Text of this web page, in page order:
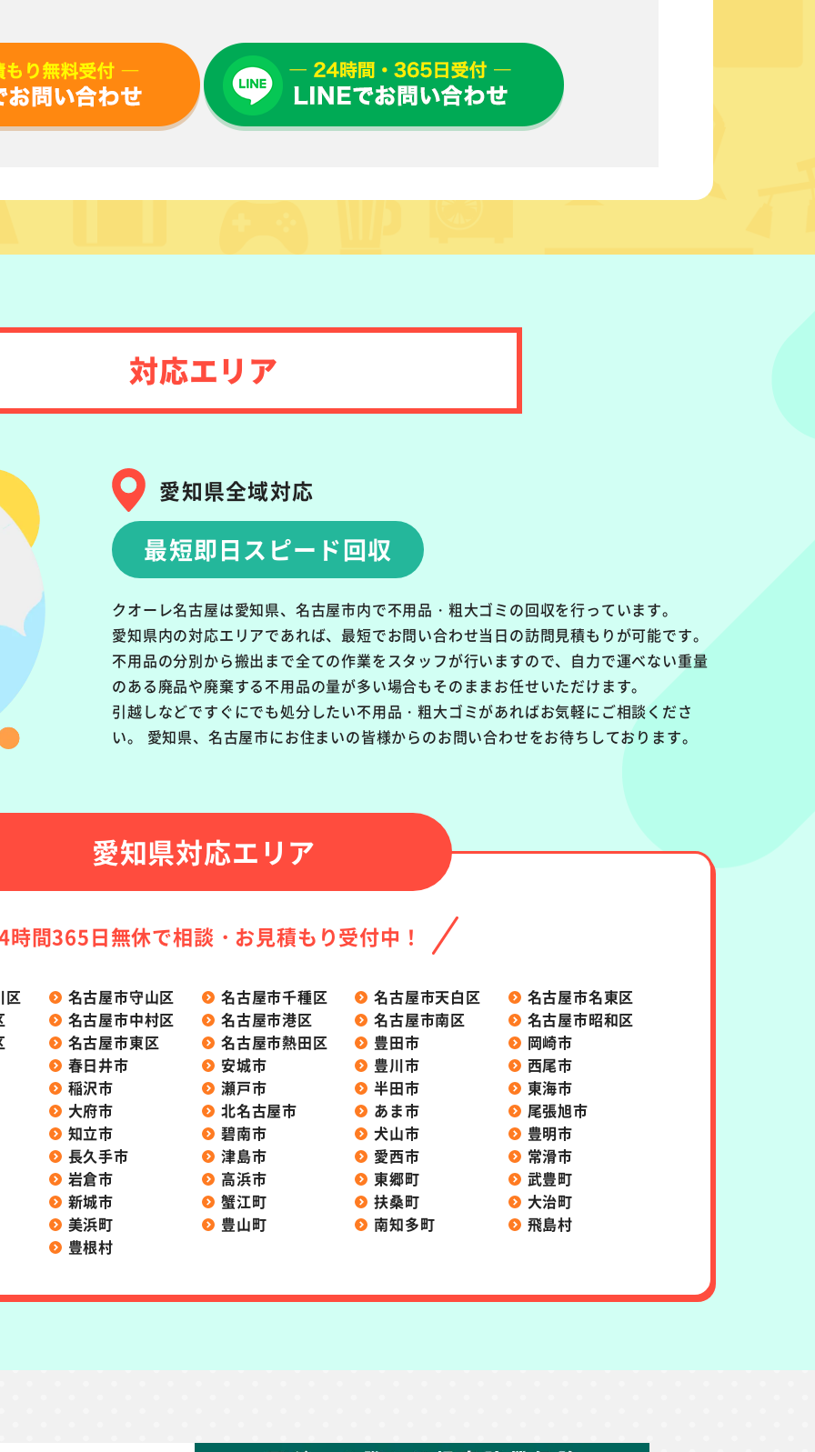
対応エリア
愛知県全域対応
最短即日スピード回収
クオーレ名古屋は愛知県、名古屋市内で不用品・粗大ゴミの回収を行っています。
愛知県内の対応エリアであれば、最短でお問い合わせ当日の訪問見積もりが可能です。
不用品の分別から搬出まで全ての作業をスタッフが行いますので、自力で運べない重量
のある廃品や廃棄する不用品の量が多い場合もそのままお任せいただけます。
引越しなどですぐにでも処分したい不用品・粗大ゴミがあればお気軽にご相談くださ
い。 愛知県、名古屋市にお住まいの皆様からのお問い合わせをお待ちしております。
愛知県対応エリア
時間365日無休で相談・お見積もり受付中！
区 名古屋市守山区 名古屋市千種区 名古屋市天白区
名古屋市名東区
名古屋市中村区 名古屋市港区 名古屋市南区
名古屋市昭和区
名古屋市東区 名古屋市熱田区 豊田市
岡崎市
春日井市
安城市 豊川市
西尾市
稲沢市
瀬戸市 半田市
東海市
大府市
北名古屋市 あま市
尾張旭市
知立市
碧南市 犬山市
豊明市
長久手市
津島市 愛西市
常滑市
岩倉市
高浜市 東郷町
武豊町
新城市
蟹江町 扶桑町
大治町
美浜町
豊山町 南知多町
飛島村
豊根村